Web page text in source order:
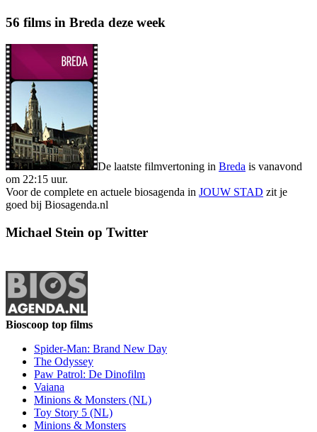
56 films in Breda deze week
De laatste filmvertoning in Breda is vanavond
om 22:15 uur.
Voor de complete en actuele biosagenda in JOUW STAD zit je
goed bij Biosagenda.nl
Michael Stein op Twitter
Bioscoop top films
Spider-Man: Brand New Day
The Odyssey
Paw Patrol: De Dinofilm
Vaiana
Minions & Monsters (NL)
Toy Story 5 (NL)
Minions & Monsters